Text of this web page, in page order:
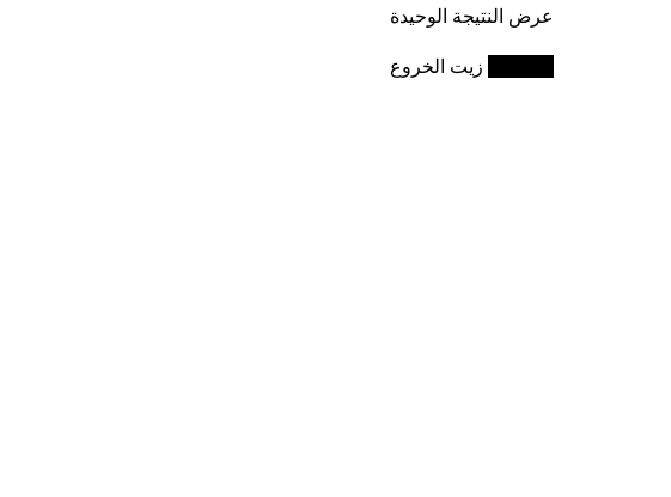
عرض النتيجة الوحيدة
زيت الخروع